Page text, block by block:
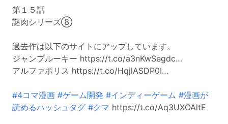
第１５話
謎肉シリーズ⑧
過去作は以下のサイトにアップしています。
ジャンプルーキー https://t.co/a3nKwSegdc…
アルファポリス https://t.co/HqjlASDP0I…
#4コマ漫画 #ゲーム開発 #インディーゲーム #漫画が
読めるハッシュタグ #クマ https://t.co/Aq3UXOAltE